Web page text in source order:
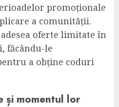
promoționale
a comunității.
oferte limitate în
făcându-le
a obține coduri
și momentul lor